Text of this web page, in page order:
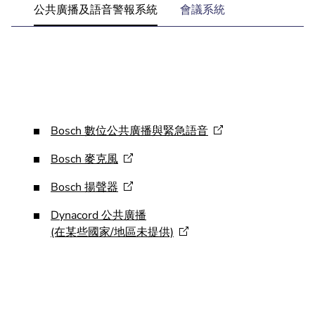
公共廣播及語音警報系統 會議系統
Bosch 數位公共廣播與緊急語音
Bosch 麥克風
Bosch 揚聲器
Dynacord 公共廣播
(在某些國家/地區未提供)